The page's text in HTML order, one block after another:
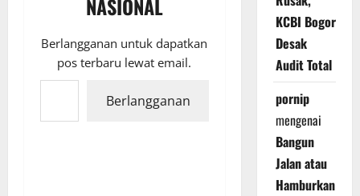
NASIONAL
Berlangganan untuk dapatkan
pos terbaru lewat email.
Ketikkan email Anda...
Berlangganan
KCBI Bogor
Desak
Audit Total
pornip
mengenai
Bangun
Jalan atau
Hamburkan